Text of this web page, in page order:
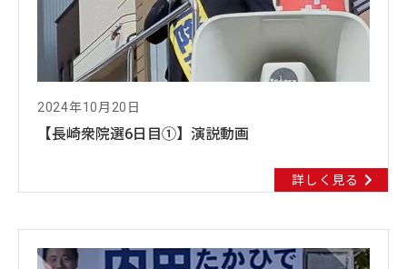
2024年10月20日
【長崎衆院選6日目①】演説動画
詳しく見る